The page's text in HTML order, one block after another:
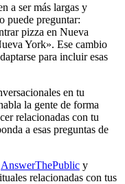
a ser más largas y
puede preguntar:
pizza en Nueva
York». Ese cambio
para incluir esas
en tu
la gente de forma
relacionadas con tu
a esas preguntas de
AnswerThePublic y
relacionadas con tus